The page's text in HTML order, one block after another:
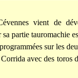
vient de
partie tauromachie
sur les
avec des toros